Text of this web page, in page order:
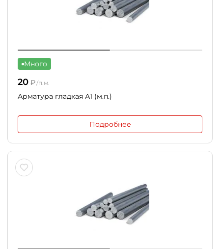
Много
20 ₽/п.м.
Арматура гладкая А1 (м.п.)
Подробнее